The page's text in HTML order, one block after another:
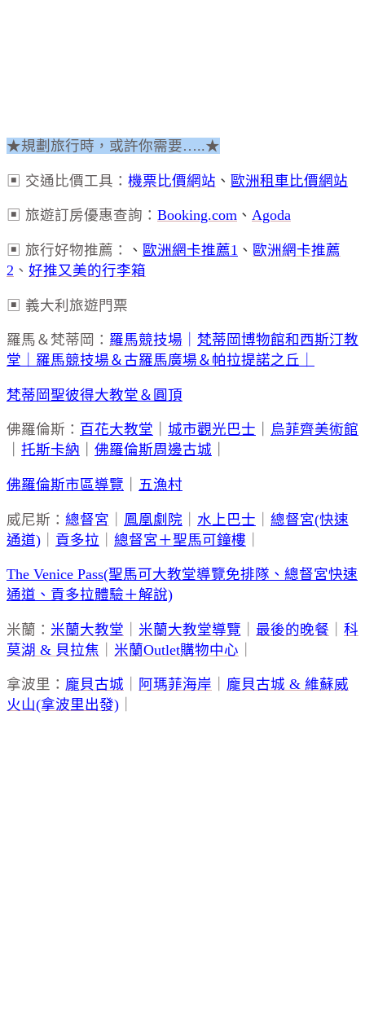
★規劃旅行時，或許你需要…..★
▣ 交通比價工具： 機票比價網站 、 歐洲租車比價網站
▣ 旅遊訂房優惠查詢： Booking.com 、 Agoda
▣ 旅行好物推薦： 、 歐洲網卡推薦1 、 歐洲網卡推薦
2 、 好推又美的行李箱
▣ 義大利旅遊門票
羅馬＆梵蒂岡： 羅馬競技場
梵蒂岡博物館和西斯汀教
堂｜ 羅馬競技場＆古羅馬廣場＆帕拉提諾之丘｜
梵蒂岡聖彼得大教堂＆圓頂
佛羅倫斯： 百花大教堂 城市觀光巴士
烏菲齊美術館
托斯卡納 佛羅倫斯周邊古城
佛羅倫斯市區導覽 五漁村
威尼斯： 總督宮 鳳凰劇院 水上巴士
總督宮(快速
通道)
貢多拉 總督宮＋聖馬可鐘樓
The Venice Pass(聖馬可大教堂導覽免排隊、總督宮快速
通道、貢多拉體驗＋解說)
米蘭： 米蘭大教堂 米蘭大教堂導覽 最後的晚餐
科
莫湖 & 貝拉焦
米蘭Outlet購物中心
拿波里： 龐貝古城 阿瑪菲海岸
龐貝古城 & 維蘇威
火山(拿波里出發)